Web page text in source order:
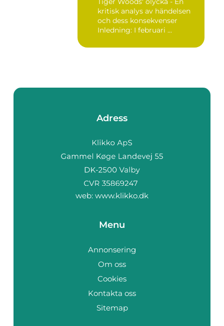
kritisk analys av händelsen
och dess konsekvenser
Inledning: I februari ...
Adress
web: www.klikko.dk
Menu
Annonsering
Om oss
Cookies
Kontakta oss
Sitemap